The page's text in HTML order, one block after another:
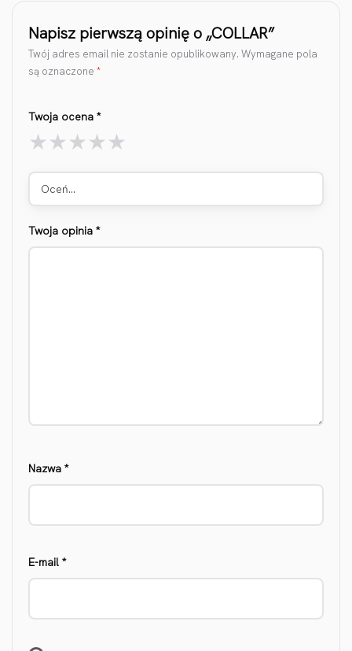
Napisz pierwszą opinię o „COLLAR”
Twój adres email nie zostanie opublikowany. Wymagane pola
są oznaczone *
Twoja ocena *
Oceń…
Twoja opinia *
Nazwa *
E-mail *